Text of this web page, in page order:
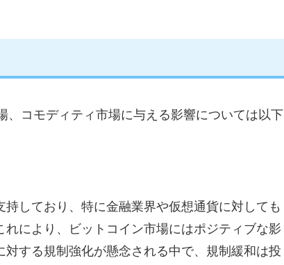
コモディティ市場に与える影響については以下
持しており、特に金融業界や仮想通貨に対しても
により、ビットコイン市場にはポジティブな影
する規制強化が懸念される中で、規制緩和は投